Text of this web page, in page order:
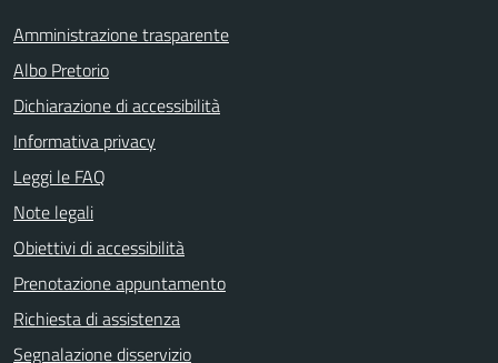
Amministrazione trasparente
Albo Pretorio
Dichiarazione di accessibilità
Informativa privacy
Leggi le FAQ
Note legali
Obiettivi di accessibilità
Prenotazione appuntamento
Richiesta di assistenza
Segnalazione disservizio